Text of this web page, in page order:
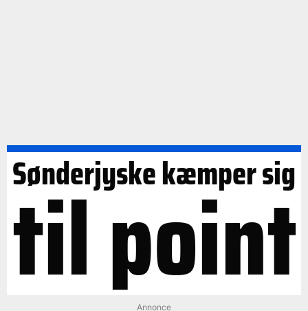
Sønderjyske kæmper sig
til point
Annonce